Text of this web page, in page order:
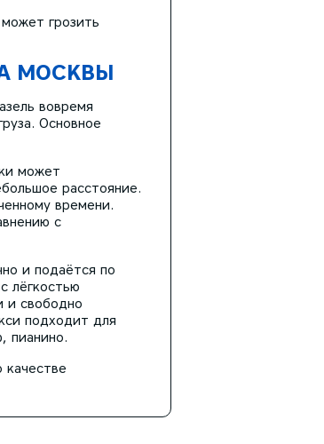
грозить
МОСКВЫ
вовремя
Основное
может
расстояние.
времени.
с
и подаётся по
лёгкостью
и свободно
подходит для
пианино.